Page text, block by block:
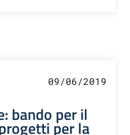
09/06/2019
bando per il
per la